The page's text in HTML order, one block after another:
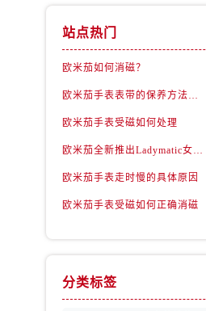
站点热门
欧米茄如何消磁？
欧米茄手表表带的保养方法有哪些？
欧米茄手表受磁如何处理
欧米茄全新推出Ladymatic女表系列腕表
欧米茄手表走时慢的具体原因
欧米茄手表受磁如何正确消磁
分类标签